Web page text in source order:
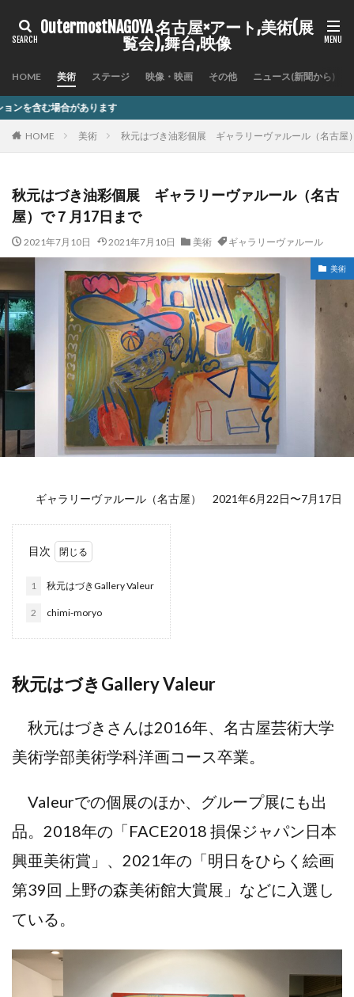
OutermostNAGOYA 名古屋×アート,美術(展
覧会),舞台,映像
HOME 美術 ステージ 映像・映画 その他 ニュース(新聞から)
HOME 美術 秋元はづき油彩個展 ギャラリーヴァルール（名古屋
秋元はづき油彩個展 ギャラリーヴァルール（名古
屋）で７月17日まで
2021年7月10日 2021年7月10日 美術 ギャラリーヴァルール
美術
ギャラリーヴァルール（名古屋） 2021年6月22日〜7月17日
目次
1 秋元はづきGallery Valeur
2 chimi-moryo
秋元はづきGallery Valeur
秋元はづきさんは2016年、名古屋芸術大学
美術学部美術学科洋画コース卒業。
Valeurでの個展のほか、グループ展にも出
品。2018年の「FACE2018 損保ジャパン日本
興亜美術賞」、2021年の「明日をひらく絵画
第39回 上野の森美術館大賞展」などに入選し
ている。